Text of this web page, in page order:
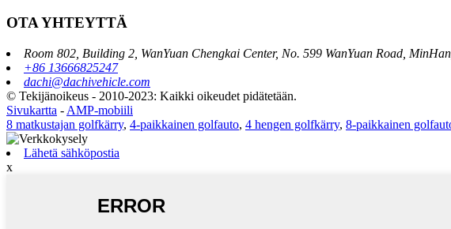
OTA YHTEYTTÄ
Room 802, Building 2, WanYuan Chengkai Center, No. 599 WanYuan Road,
+86 13666825247
dachi@dachivehicle.com
© Tekijänoikeus - 2010-2023: Kaikki oikeudet pidätetään.
Sivukartta - AMP-mobiili
8 matkustajan golfkärry, 4-paikkainen golfauto, 4 hengen golfkärry, 8-paikkainen
Lähetä sähköpostia
x